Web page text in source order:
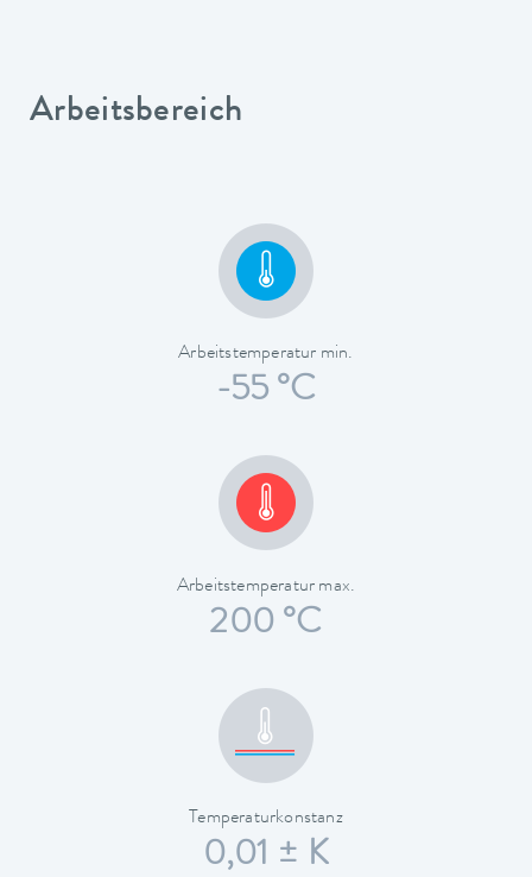
Arbeitsbereich
Arbeitstemperatur min.
-55 °C
Arbeitstemperatur max.
200 °C
Temperaturkonstanz
0,01 ± K